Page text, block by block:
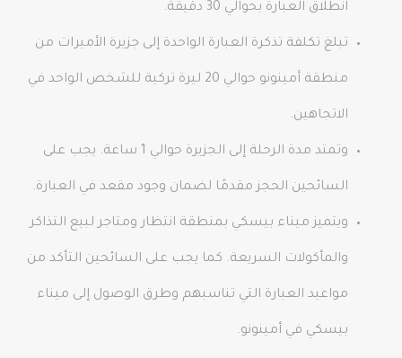
انطلاق العبارة بحوالي 30 دقيقة.
تبلغ تكلفة تذكرة العبارة الواحدة إلى جزيرة الأميرات من
منطقة أمينونو حوالي 20 ليرة تركية للشخص الواحد في
الاتجاهين.
وتمتد مدة الرحلة إلى الجزيرة حوالي 1 ساعة. يجب على
السائحين الحجز مقدمًا لضمان وجود مقعد في العبارة.
ويتميز ميناء بيسكي بمنطقة انتظار ومتاجر لبيع التذاكر
والمأكولات السريعة. كما يجب على السائحين التأكد من
مواعيد العبارة التي تناسبهم وطرق الوصول إلى ميناء
بيسكي في أمينونو.